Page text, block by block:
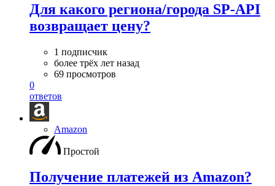
Для какого региона/города SP-API
возвращает цену?
1 подписчик
более трёх лет назад
69 просмотров
0
ответов
Amazon
Простой
Получение платежей из Amazon?